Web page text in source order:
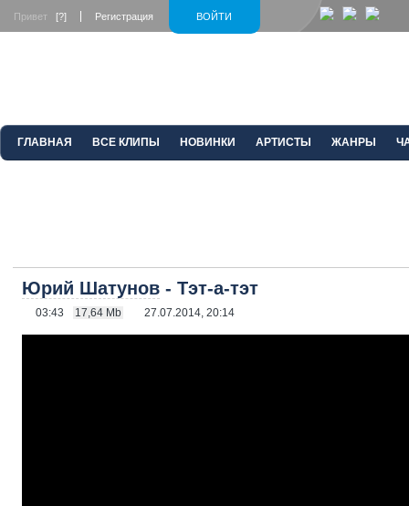
ВОЙТИ
Привет [?] Регистрация
ГЛАВНАЯ ВСЕ КЛИПЫ НОВИНКИ АРТИСТЫ ЖАНРЫ
Юрий Шатунов - Тэт-а-тэт
03:43 17,64 Mb 27.07.2014, 20:14